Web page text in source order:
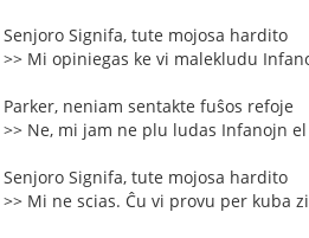
Senjoro Signifa, tute mojosa hardito
>> Mi opiniegas ke vi malekludu
Parker, neniam sentakte fuŝos refoje
>> Ne, mi jam ne plu ludas Infanojn
Senjoro Signifa, tute mojosa hardito
>> Mi ne scias. Ĉu vi provu per kuba